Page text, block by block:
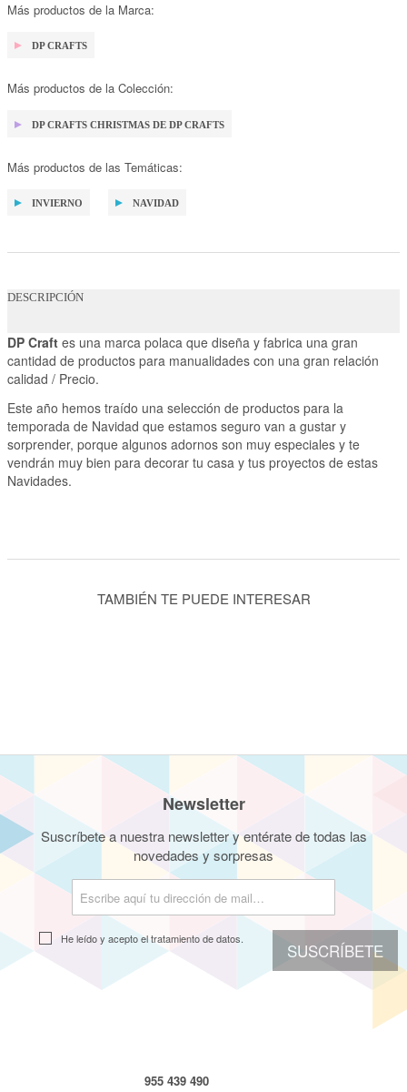
Más productos de la Marca:
DP CRAFTS
Más productos de la Colección:
DP CRAFTS CHRISTMAS DE DP CRAFTS
Más productos de las Temáticas:
INVIERNO NAVIDAD
DESCRIPCIÓN
DP Craft es una marca polaca que diseña y fabrica una gran
cantidad de productos para manualidades con una gran relación
calidad / Precio.
Este año hemos traído una selección de productos para la
temporada de Navidad que estamos seguro van a gustar y
sorprender, porque algunos adornos son muy especiales y te
vendrán muy bien para decorar tu casa y tus proyectos de estas
Navidades.
TAMBIÉN TE PUEDE INTERESAR
Newsletter
Suscríbete a nuestra newsletter y entérate de todas las
novedades y sorpresas
SUSCRÍBETE
He leído y acepto eltratamiento de datos.
955 439 490